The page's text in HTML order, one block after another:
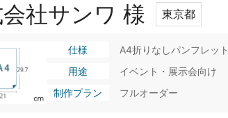
社サンワ 様 東京都
仕様
A4折りなしパンフレット
用途
イベント・展示会向け
制作プラン
フルオーダー